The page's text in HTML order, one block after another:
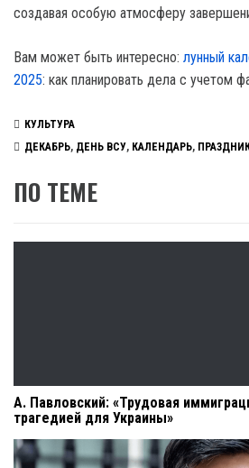
создавая особую атмосферу
Вам может быть интересно: лунный
2025: как планировать дела с учетом
КУЛЬТУРА
ДЕКАБРЬ, ДЕНЬ ВСУ, КАЛЕНДАРЬ,
ПО ТЕМЕ
А. Павловский: «Трудовая
трагедией для Украины»